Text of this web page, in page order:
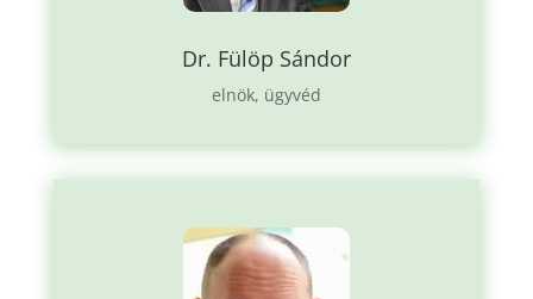
Dr. Fülöp Sándor
elnök, ügyvéd